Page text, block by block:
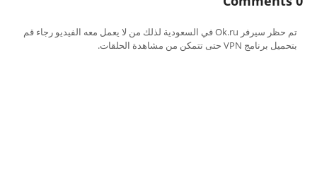
تم حظر سيرفر Ok.ru في السعودية لذلك من لا يعمل معه الفيديو رجاء قم
بتحميل برنامج VPN حتى تتمكن من مشاهدة الحلقات.